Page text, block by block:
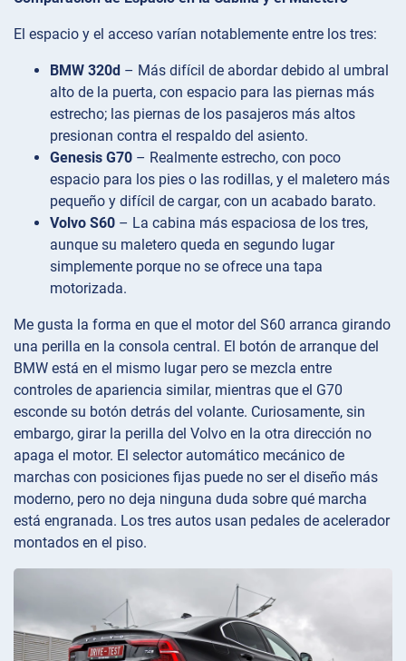
El espacio y el acceso varían notablemente entre los tres:
BMW 320d – Más difícil de abordar debido al umbral
alto de la puerta, con espacio para las piernas más
estrecho; las piernas de los pasajeros más altos
presionan contra el respaldo del asiento.
Genesis G70 – Realmente estrecho, con poco
espacio para los pies o las rodillas, y el maletero más
pequeño y difícil de cargar, con un acabado barato.
Volvo S60 – La cabina más espaciosa de los tres,
aunque su maletero queda en segundo lugar
simplemente porque no se ofrece una tapa
motorizada.
Me gusta la forma en que el motor del S60 arranca girando
una perilla en la consola central. El botón de arranque del
BMW está en el mismo lugar pero se mezcla entre
controles de apariencia similar, mientras que el G70
esconde su botón detrás del volante. Curiosamente, sin
embargo, girar la perilla del Volvo en la otra dirección no
apaga el motor. El selector automático mecánico de
marchas con posiciones fijas puede no ser el diseño más
moderno, pero no deja ninguna duda sobre qué marcha
está engranada. Los tres autos usan pedales de acelerador
montados en el piso.